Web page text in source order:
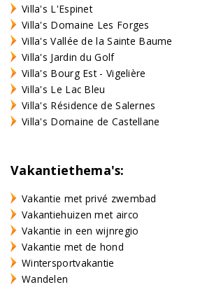
Villa's L'Espinet
Villa's Domaine Les Forges
Villa's Vallée de la Sainte Baume
Villa's Jardin du Golf
Villa's Bourg Est - Vigelière
Villa's Le Lac Bleu
Villa's Résidence de Salernes
Villa's Domaine de Castellane
Vakantiethema's:
Vakantie met privé zwembad
Vakantiehuizen met airco
Vakantie in een wijnregio
Vakantie met de hond
Wintersportvakantie
Wandelen